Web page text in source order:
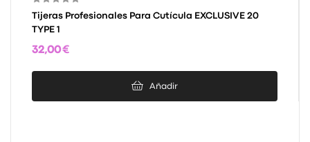
Tijeras Profesionales Para Cutícula EXCLUSIVE 20
TYPE 1
32,00 €
Añadir